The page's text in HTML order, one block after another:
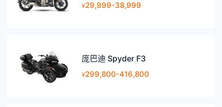
¥29,999-38,999
庞巴迪 Spyder F3
¥299,800-416,800